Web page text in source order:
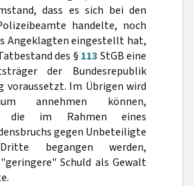
dass es sich bei den
handelte, noch
Angeklagten eingestellt hat,
des § 113StGB eine
der Bundesrepublik
voraussetzt. Im Übrigen wird
annehmen können,
die im Rahmen eines
gegen Unbeteiligte
begangen werden,
Schuld als Gewalt